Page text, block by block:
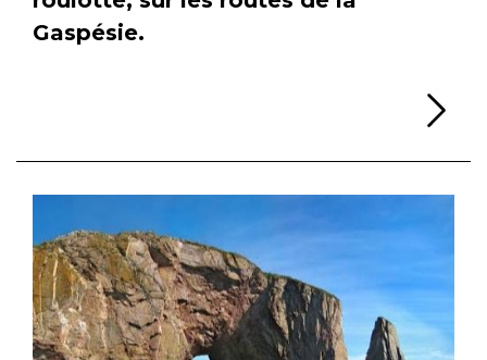
Gaspésie.